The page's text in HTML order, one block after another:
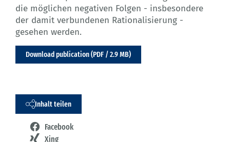
die möglichen negativen Folgen - insbesondere
der damit verbundenen Rationalisierung -
gesehen werden.
Download publication (PDF / 2.9 MB)
Inhalt teilen
Facebook
Xing